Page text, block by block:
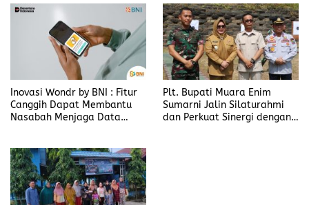
Gubernur NTT Melki Laka
Inovasi Wondr by BNI : Fitur
Canggih Dapat Membantu
Nasabah Menjaga Data
Plt. Bupati Muara Enim
Sumarni Jalin Silaturahmi
dan Perkuat Sinergi dengan